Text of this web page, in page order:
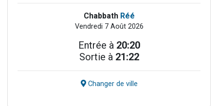
Chabbath Réé
Vendredi 7 Août 2026
Entrée à 20:20
Sortie à 21:22
Changer de ville